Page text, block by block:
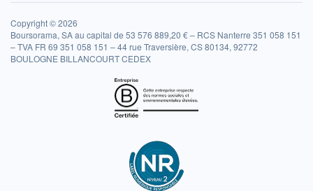
Copyright © 2026
Boursorama, SA au capital de 53 576 889,20 € – RCS Nanterre 351 058 151
– TVA FR 69 351 058 151 – 44 rue Traversière, CS 80134, 92772
BOULOGNE BILLANCOURT CEDEX